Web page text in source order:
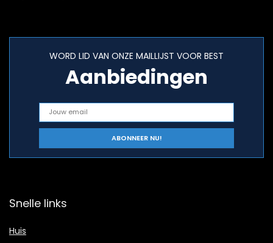
WORD LID VAN ONZE MAILLIJST VOOR BEST
Aanbiedingen
Snelle links
Huis